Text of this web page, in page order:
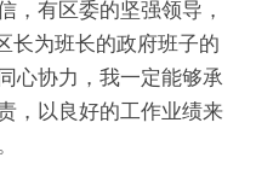
，有区委的坚强领导，
长为班长的政府班子的
心协力，我一定能够承
，以良好的工作业绩来